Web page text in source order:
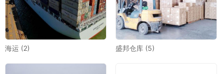
海运 (2) 盛邦仓库 (5)